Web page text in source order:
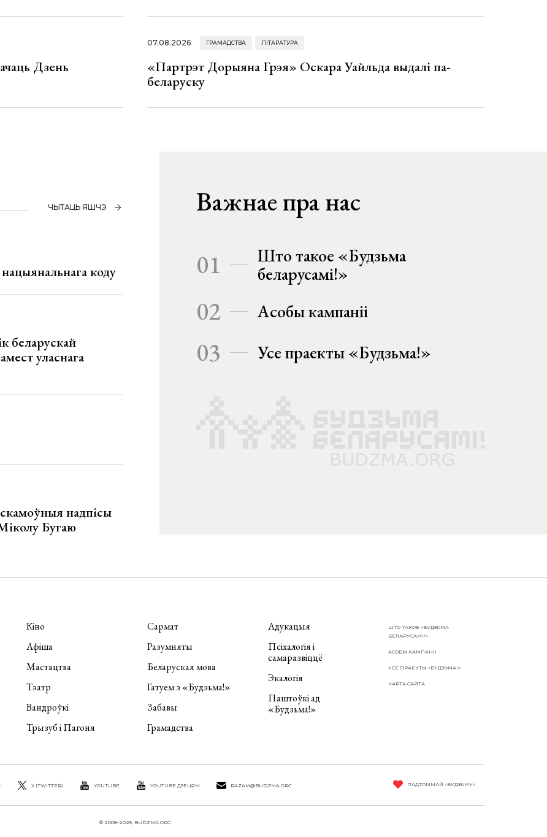
Дзень
07.08.2026 ГРАМАДСТВА ЛІТАРАТУРА
«Партрэт Дорыяна Грэя» Оскара Уайльда выдалі па-
беларуску
ЧЫТАЦЬ ЯШЧЭ
нацыянальнага коду
беларускай
уласнага
надпісы
Бугаю
Важнае пра нас
01
Што такое «Будзьма
беларусамі!»
02 Асобы кампаніі
03 Усе праекты «Будзьма!»
Кіно
Афіша
Мастацтва
Тэатр
Вандроўкі
Трызуб і Пагоня
Сармат
Разумняты
Беларуская мова
Гатуем з «Будзьма!»
Забавы
Грамадства
Адукацыя
Псіхалогія і
самаразвіццё
Экалогія
Паштоўкі ад
«Будзьма!»
ШТО ТАКОЕ «БУДЗЬМА
БЕЛАРУСАМІ!»
АСОБЫ КАМПАНІІ
УСЕ ПРАЕКТЫ «БУДЗЬМА!»
КАРТА САЙТА
X (TWITTER) YOUTUBE YOUTUBE ДЗЕЦЯМ RAZAM@BUDZMA.ORG ПАДТРЫМАЙ «БУДЗЬМУ»
© 2008-2025, BUDZMA.ORG